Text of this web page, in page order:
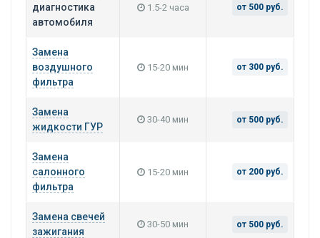
диагностика
автомобиля
1.5-2 часа от 500 руб.
Замена
воздушного
фильтра
15-20 мин от 300 руб.
Замена
жидкости ГУР
30-40 мин от 500 руб.
Замена
салонного
фильтра
15-20 мин от 200 руб.
Замена свечей
зажигания
30-50 мин от 500 руб.